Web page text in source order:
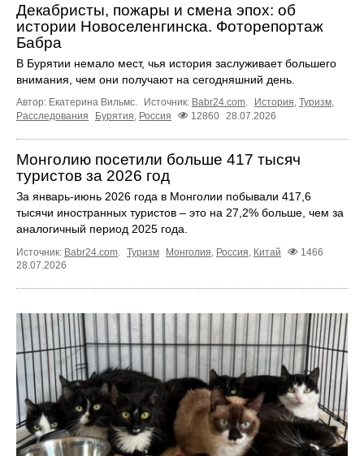
Декабристы, пожары и смена эпох: об
истории Новоселенгинска. Фоторепортаж
Бабра
В Бурятии немало мест, чья история заслуживает большего
внимания, чем они получают на сегодняшний день.
Автор: Екатерина Вильмс. Источник: Babr24.com. История, Туризм,
Расследования
Бурятия, Россия 12860 28.07.2026
Монголию посетили больше 417 тысяч
туристов за 2026 год
За январь-июнь 2026 года в Монголии побывали 417,6
тысячи иностранных туристов – это на 27,2% больше, чем за
аналогичный период 2025 года.
Источник: Babr24.com. Туризм Монголия, Россия, Китай
1466
28.07.2026